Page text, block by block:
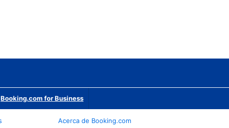
Booking.com for Business
Acerca de Booking.com